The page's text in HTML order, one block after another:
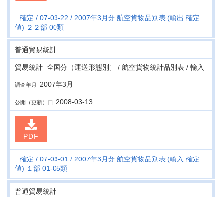
確定 07-03-22
2007年3月分 航空貨物品別表 (輸出 確定
値) ２２部 00類
普通貿易統計
貿易統計_全国分（運送形態別） / 航空貨物統計品別表 / 輸入
調査年月 2007年3月
公開（更新）日 2008-03-13
PDF
確定 07-03-01
2007年3月分 航空貨物品別表 (輸入 確定
値) １部 01-05類
普通貿易統計